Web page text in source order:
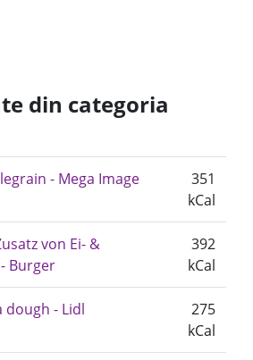
din categoria
- Mega Image
351
kCal
von Ei- &
Burger
392
kCal
dough - Lidl
275
kCal